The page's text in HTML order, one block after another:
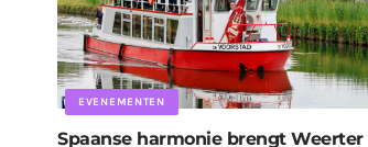
EVENEMENTEN
Spaanse harmonie brengt Weerter